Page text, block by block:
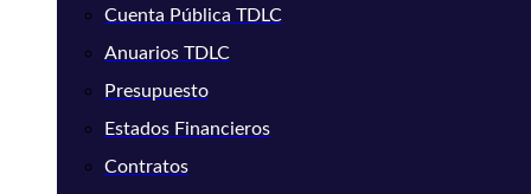
Cuenta Pública TDLC
Anuarios TDLC
Presupuesto
Estados Financieros
Contratos